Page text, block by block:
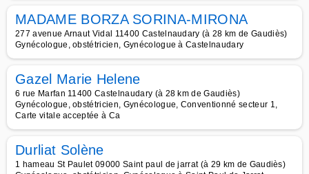
MADAME BORZA SORINA-MIRONA
277 avenue Arnaut Vidal 11400 Castelnaudary (à 28 km de Gaudiès)
Gynécologue, obstétricien, Gynécologue à Castelnaudary
Gazel Marie Helene
6 rue Marfan 11400 Castelnaudary (à 28 km de Gaudiès)
Gynécologue, obstétricien, Gynécologue, Conventionné secteur 1,
Carte vitale acceptée à Ca
Durliat Solène
1 hameau St Paulet 09000 Saint paul de jarrat (à 29 km de Gaudiès)